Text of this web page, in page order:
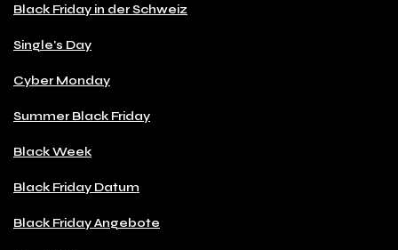
Black Friday in der Schweiz
Single's Day
Cyber Monday
Summer Black Friday
Black Week
Black Friday Datum
Black Friday Angebote